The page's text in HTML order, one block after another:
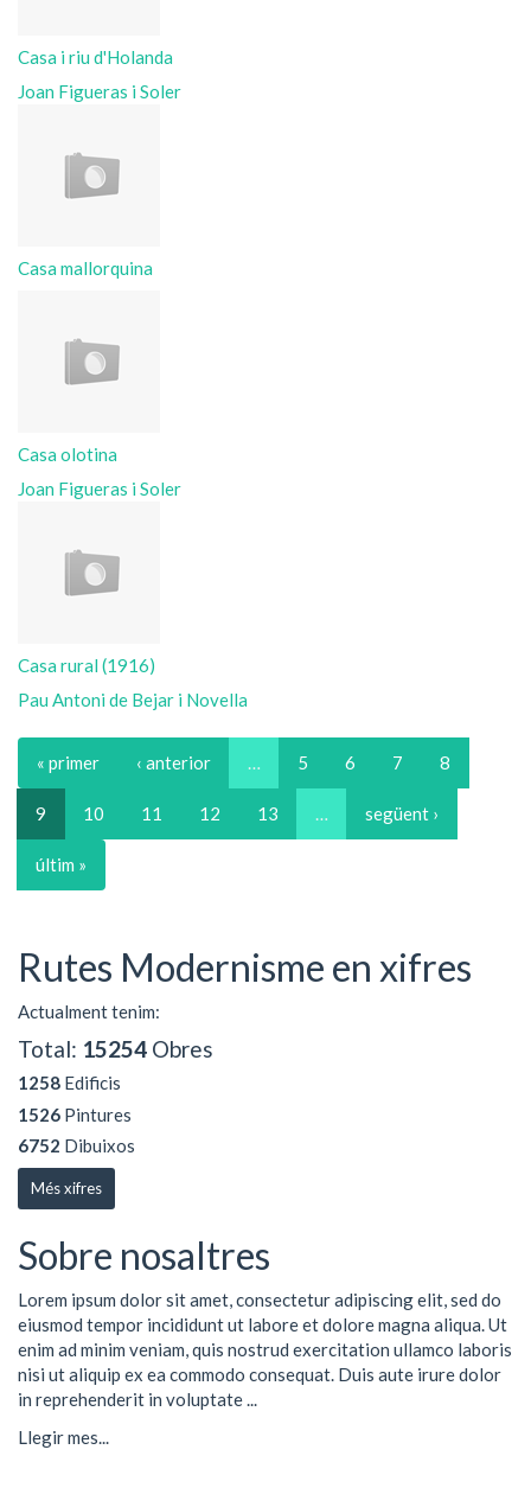
Casa i riu d'Holanda
Joan Figueras i Soler
Casa mallorquina
Casa olotina
Joan Figueras i Soler
Casa rural (1916)
Pau Antoni de Bejar i Novella
« primer ‹ anterior 5 6 7 8
9 10 11 12 13 següent ›
últim »
Rutes Modernisme en xifres
Actualment tenim:
Total: 15254 Obres
1258 Edificis
1526 Pintures
6752 Dibuixos
Més xifres
Sobre nosaltres
Lorem ipsum dolor sit amet, consectetur adipiscing elit, sed do
eiusmod tempor incididunt ut labore et dolore magna aliqua. Ut
enim ad minim veniam, quis nostrud exercitation ullamco laboris
nisi ut aliquip ex ea commodo consequat. Duis aute irure dolor
in reprehenderit in voluptate ...
Llegir mes...